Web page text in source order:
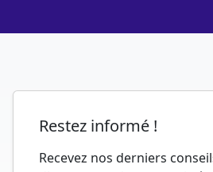
Restez informé !
Recevez nos derniers